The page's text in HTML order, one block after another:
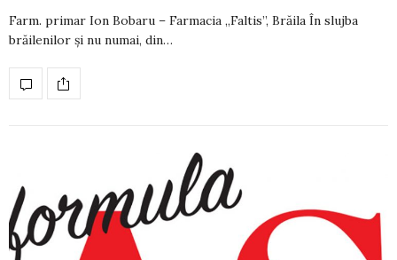
Farm. primar Ion Bobaru – Farmacia „Faltis”, Brăila În slujba
brăilenilor și nu numai, din…